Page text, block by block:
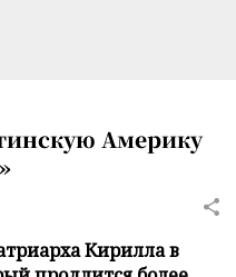
Америку
Кирилла в